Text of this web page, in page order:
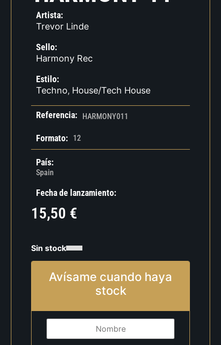
Artista:
Trevor Linde
Sello:
Harmony Rec
Estilo:
Techno, House/Tech House
Referencia: HARMONY011
Formato: 12
País:
Spain
Fecha de lanzamiento:
15,50 €
Sin stock
Avísame cuando haya
stock